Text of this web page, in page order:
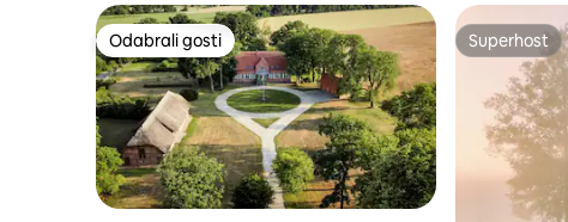
Odabrali gosti
Odabrali gosti Superhost
Superhost